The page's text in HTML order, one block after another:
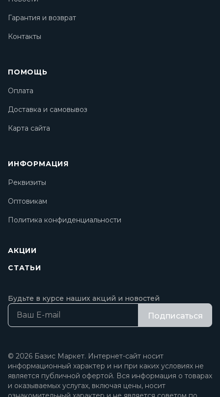
Гарантия и возврат
Контакты
ПОМОЩЬ
Оплата
Доставка и самовывоз
Карта сайта
ИНФОРМАЦИЯ
Реквизиты
Оптовикам
Политика конфиденциальности
АКЦИИ
СТАТЬИ
Будьте в курсе наших акций и новостей
Подписаться
© 2026 Базис Маркет. Интернет-сайт носит
информационный характер и ни при каких условиях не
является публичной офертой. Вся информация о товарах
и оказываемых услугах, включая цены, носит